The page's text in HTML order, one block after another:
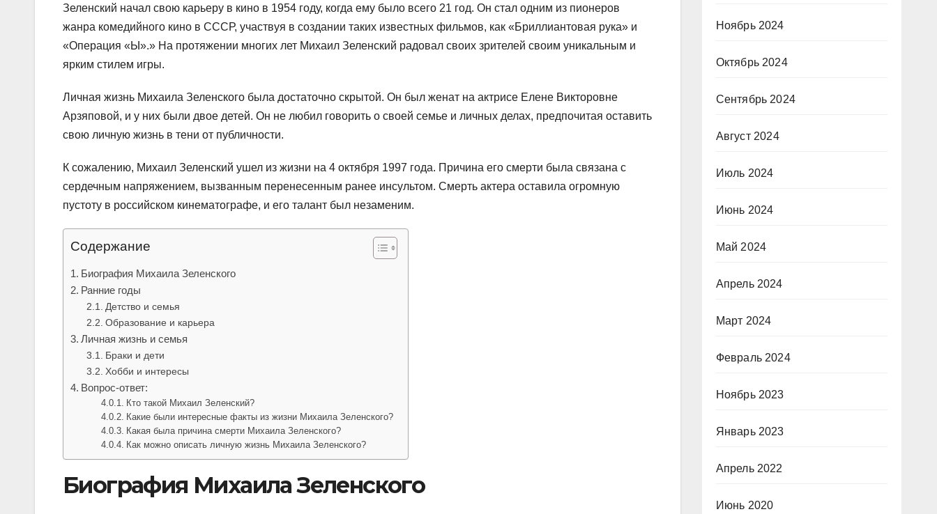
Зеленский начал свою карьеру в кино в 1954 году, когда ему было всего 21 год. Он стал одним из пионеров
жанра комедийного кино в СССР, участвуя в создании таких известных фильмов, как «Бриллиантовая рука» и
«Операция «Ы».» На протяжении многих лет Михаил Зеленский радовал своих зрителей своим уникальным и
ярким стилем игры.
Личная жизнь Михаила Зеленского была достаточно скрытой. Он был женат на актрисе Елене Викторовне
Арзяповой, и у них были двое детей. Он не любил говорить о своей семье и личных делах, предпочитая оставить
свою личную жизнь в тени от публичности.
К сожалению, Михаил Зеленский ушел из жизни на 4 октября 1997 года. Причина его смерти была связана с
сердечным напряжением, вызванным перенесенным ранее инсультом. Смерть актера оставила огромную
пустоту в российском кинематографе, и его талант был незаменим.
Содержание
Биография Михаила Зеленского
Ранние годы
Детство и семья
Образование и карьера
Личная жизнь и семья
Браки и дети
Хобби и интересы
Вопрос-ответ:
Кто такой Михаил Зеленский?
Какие были интересные факты из жизни Михаила Зеленского?
Какая была причина смерти Михаила Зеленского?
Как можно описать личную жизнь Михаила Зеленского?
Биография Михаила Зеленского
Ноябрь 2024
Октябрь 2024
Сентябрь 2024
Август 2024
Июль 2024
Июнь 2024
Май 2024
Апрель 2024
Март 2024
Февраль 2024
Ноябрь 2023
Январь 2023
Апрель 2022
Июнь 2020